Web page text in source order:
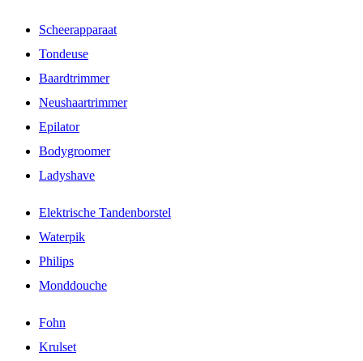
Scheerapparaat
Tondeuse
Baardtrimmer
Neushaartrimmer
Epilator
Bodygroomer
Ladyshave
Elektrische Tandenborstel
Waterpik
Philips
Monddouche
Fohn
Krulset